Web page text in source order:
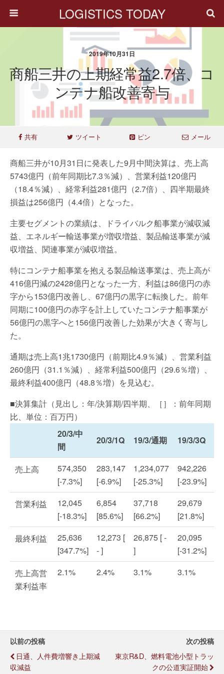
LOGISTICS TODAY
2019年10月31日
商船三井の上期経常益2.7倍、コ
ンテナ船改善寄与
共有 ツイート ピン メール
商船三井が10月31日に発表した9月中間決算は、売上高
5743億円（前年同期比7.3％減）、営業利益120億円
（18.4％減）、経常利益281億円（2.7倍）、四半期最終
損益は256億円（4.4倍）となった。
主要セグメントの業績は、ドライバルク船事業が減収減
益、エネルギー輸送事業が増収増益、製品輸送事業が減
収増益、関連事業が減収増益。
特にコンテナ船事業を抱える製品輸送事業は、売上高が
416億円減の2428億円となった一方、利益は86億円の赤
字から153億円改善し、67億円の黒字に転換した。前年
同期に100億円の赤字を計上していたコンテナ船事業が
56億円の黒字へと156億円改善した効果が大きく寄与し
た。
通期は売上高1兆1730億円（前期比4.9％減）、営業利益
260億円（31.1％減）、経常利益500億円（29.6％増）、
最終利益400億円（48.8％増）を見込む。
■決算集計（見出し：年/決算期/四半期、［］：前年同期
比、単位：百万円）
20/3/中
間
20/3/1Q 19/3/通期 19/3/3Q
売上高
574,350
[-7.3%]
283,147
[-6.9%]
1,234,077
[-25.3%]
942,226
[-23.9%]
営業利益
12,045
[-18.3%]
6,854
[85.6%]
37,718
[66.2%]
29,679
[21.8%]
最終利益
25,636
[347.7%]
12,273 [
- ]
26,875 [ -
]
20,095
[-31.2%]
売上高営
業利益率
2.1% 2.4% 3.1% 3.1%
以前の投稿
日通、人件費増響き上期減
収減益
次の投稿
東京R&D、燃料電池小型トラッ
クの公道実証開始